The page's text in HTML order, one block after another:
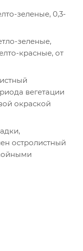
зеленые, 0,3-
зеленые,
красные, от
вегетации
окраской
остролистный